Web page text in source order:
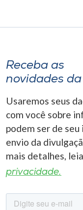
Receba as
novidades
Usaremos seus
com você sobre
podem ser de
envio da
mais detalhes,
privacidade.